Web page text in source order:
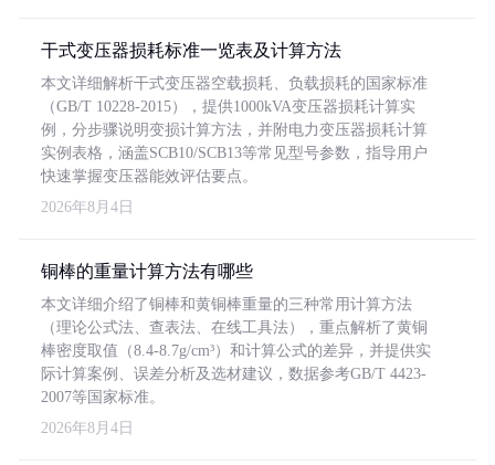
干式变压器损耗标准一览表及计算方法
本文详细解析干式变压器空载损耗、负载损耗的国家标准
（GB/T 10228-2015），提供1000kVA变压器损耗计算实
例，分步骤说明变损计算方法，并附电力变压器损耗计算
实例表格，涵盖SCB10/SCB13等常见型号参数，指导用户
快速掌握变压器能效评估要点。
2026年8月4日
铜棒的重量计算方法有哪些
本文详细介绍了铜棒和黄铜棒重量的三种常用计算方法
（理论公式法、查表法、在线工具法），重点解析了黄铜
棒密度取值（8.4-8.7g/cm³）和计算公式的差异，并提供实
际计算案例、误差分析及选材建议，数据参考GB/T 4423-
2007等国家标准。
2026年8月4日